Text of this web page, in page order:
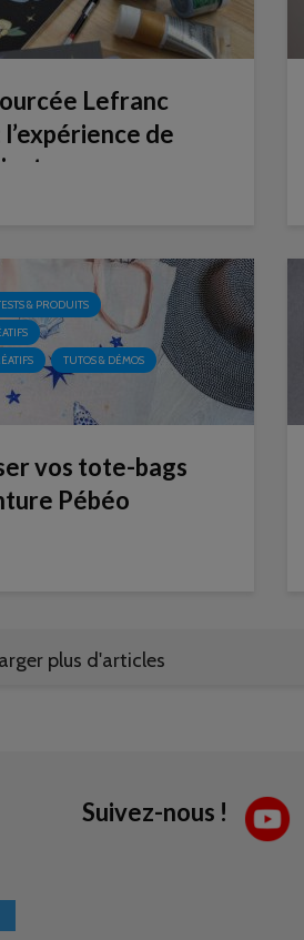
Lefranc
de
& PRODUITS
TUTOS & DÉMOS
vos tote-bags
Pébéo
plus d'articles
Suivez-nous !